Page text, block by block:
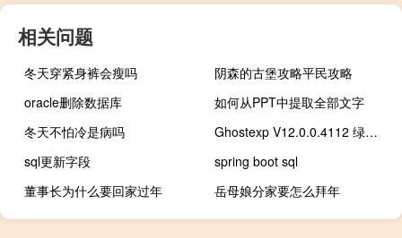
相关问题
冬天穿紧身裤会瘦吗
阴森的古堡攻略平民攻略
oracle删除数据库
如何从PPT中提取全部文字
冬天不怕冷是病吗
Ghostexp V12.0.0.4112 绿色汉化版（Ghostexp V12.0.0.4112 绿色汉化版功能简介）
sql更新字段
spring boot sql
董事长为什么要回家过年
岳母娘分家要怎么拜年